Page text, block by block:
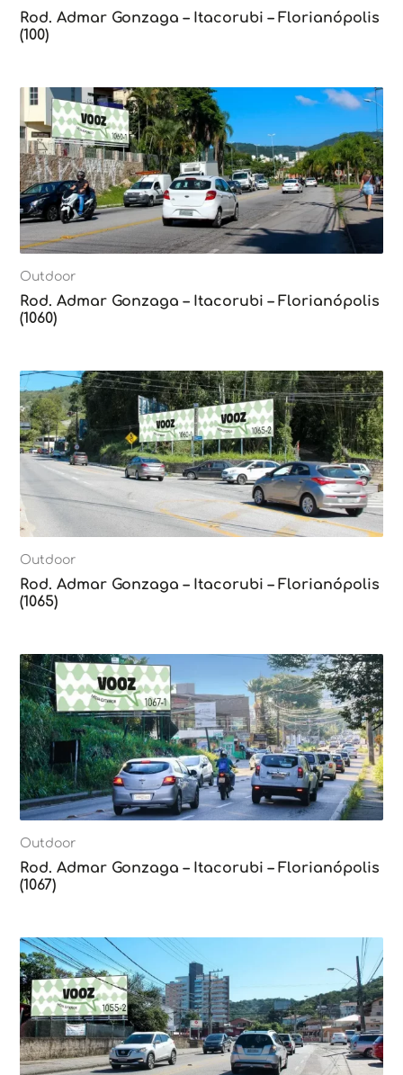
Rod. Admar Gonzaga – Itacorubi – Florianópolis
(100)
Outdoor
Rod. Admar Gonzaga – Itacorubi – Florianópolis
(1060)
Outdoor
Rod. Admar Gonzaga – Itacorubi – Florianópolis
(1065)
Outdoor
Rod. Admar Gonzaga – Itacorubi – Florianópolis
(1067)